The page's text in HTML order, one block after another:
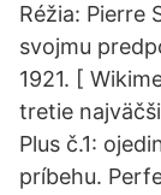
Réžia: Pierre
svojmu
1921. [
tretie
Plus č.1:
príbehu.